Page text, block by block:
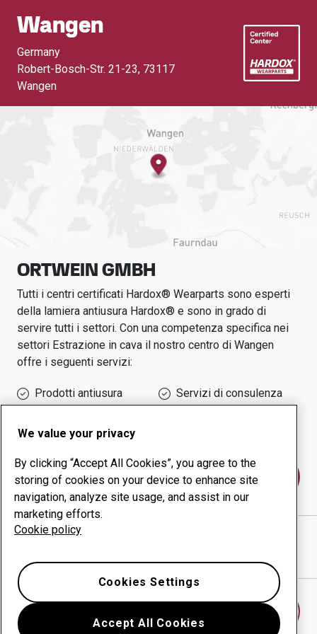
Wangen
Germany
Robert-Bosch-Str. 21-23, 73117
Wangen
ORTWEIN GMBH
Tutti i centri certificati Hardox® Wearparts sono esperti
della lamiera antiusura Hardox® e sono in grado di
servire tutti i settori. Con una competenza specifica nei
settori Estrazione in cava il nostro centro di Wangen
offre i seguenti servizi:
Prodotti antiusura
Servizi di consulenza
produttività
Contattaci
ORTWEIN GMBH
We value your privacy
By clicking “Accept All Cookies”, you agree to the
storing of cookies on your device to enhance site
navigation, analyze site usage, and assist in our
marketing efforts.
Cookie policy
Accept All Cookies
Cookies Settings